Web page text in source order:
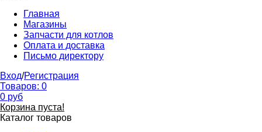
Главная
Магазины
Запчасти для котлов
Оплата и доставка
Письмо директору
Вход/Регистрация
Товаров: 0
0 руб
Корзина пуста!
Каталог товаров